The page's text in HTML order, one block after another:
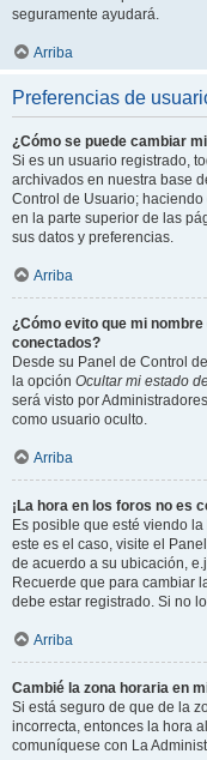
seguramente ayudará.
Arriba
Preferencias de
¿Cómo se puede cambiar
Si es un usuario registrado,
archivados en nuestra base
Control de Usuario;
en la parte superior de las
sus datos y preferencias.
Arriba
¿Cómo evito que mi
conectados?
Desde su Panel de Control
la opción Ocultar mi estado
será visto por
como usuario oculto.
Arriba
¡La hora en los foros no es
Es posible que esté viendo
este es el caso, visite el
de acuerdo a su ubicación,
Recuerde que para cambiar
debe estar registrado. Si no
Arriba
Cambié la zona horaria en
Si está seguro de que de la
incorrecta, entonces la hora
comuníquese con La